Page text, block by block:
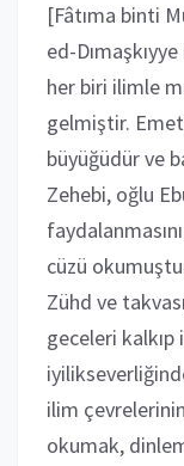
[Fâtıma binti
ed-
her biri ilimle
gelmiştir.
büyüğüdür ve
Zehebi, oğlu
cüzü
Zühd ve
geceleri
ilim
okumak,